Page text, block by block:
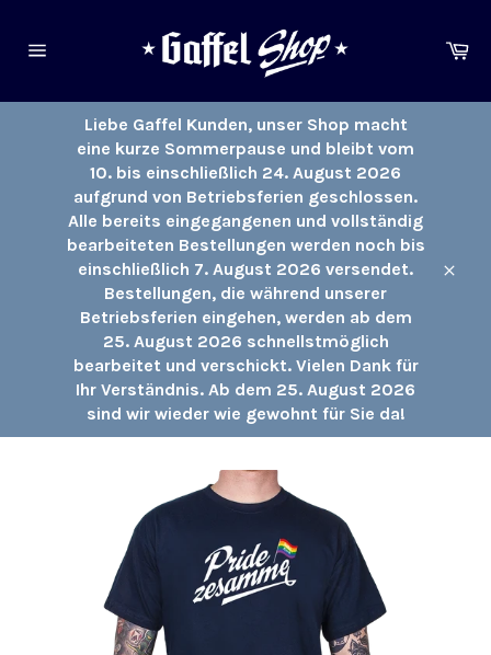
Inhalt
Seitennavigation
Liebe Gaffel Kunden, unser Shop macht
eine kurze Sommerpause und bleibt vom
10. bis einschließlich 24. August 2026
aufgrund von Betriebsferien geschlossen.
Alle bereits eingegangenen und vollständig
bearbeiteten Bestellungen werden noch bis
einschließlich 7. August 2026 versendet.
Bestellungen, die während unserer
Betriebsferien eingehen, werden ab dem
25. August 2026 schnellstmöglich
bearbeitet und verschickt. Vielen Dank für
Ihr Verständnis. Ab dem 25. August 2026
sind wir wieder wie gewohnt für Sie da!